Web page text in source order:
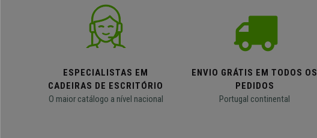
ESPECIALISTAS EM
CADEIRAS DE ESCRITÓRIO
O maior catálogo a nível nacional
ENVIO GRÁTIS EM TODOS OS
PEDIDOS
Portugal continental